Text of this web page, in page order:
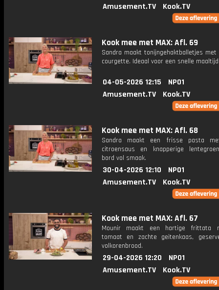
Amusement.TV
Kook.TV
Kook mee met MAX: Afl. 69
Sandra maakt tonijngehaktballetjes met
courgette. Ideaal voor een snelle
04-05-2026 12:15
NPO1
Amusement.TV
Kook.TV
Kook mee met MAX: Afl. 68
Sandra maakt een frisse pasta
citroensaus en knapperige
bord vol smaak.
30-04-2026 12:10
NPO1
Amusement.TV
Kook.TV
Kook mee met MAX: Afl. 67
Mounir maakt een hartige frittata
tomaat en zachte geitenkaas,
volkorenbrood.
29-04-2026 12:20
NPO1
Amusement.TV
Kook.TV